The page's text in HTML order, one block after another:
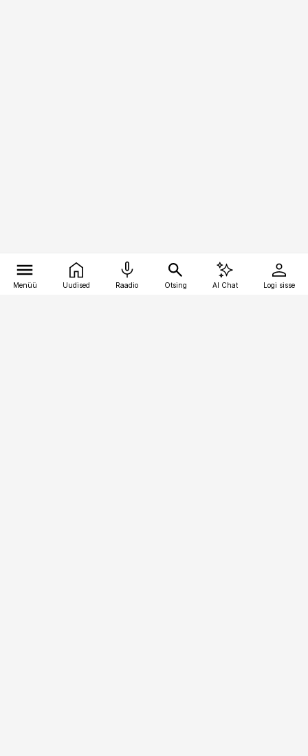
Menüü Uudised Raadio Otsing AI Chat Logi sisse